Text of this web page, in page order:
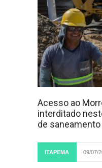
Acesso ao
interditado
de saneamento
ITAPEMA 09/07/